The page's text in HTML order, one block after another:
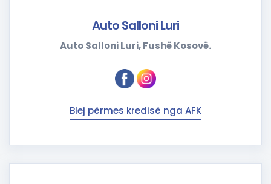
Auto Salloni Luri
Auto Salloni Luri, Fushë Kosovë.
Blej përmes kredisë nga AFK